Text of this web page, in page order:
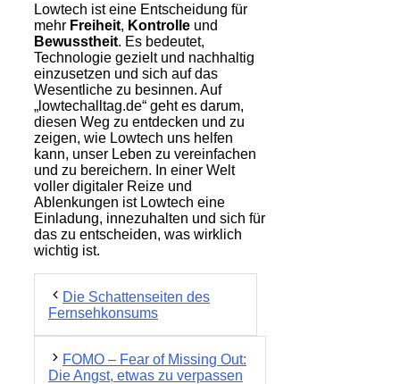
Lowtech ist eine Entscheidung für
mehr Freiheit, Kontrolle und
Bewusstheit. Es bedeutet,
Technologie gezielt und nachhaltig
einzusetzen und sich auf das
Wesentliche zu besinnen. Auf
„lowtechalltag.de“ geht es darum,
diesen Weg zu entdecken und zu
zeigen, wie Lowtech uns helfen
kann, unser Leben zu vereinfachen
und zu bereichern. In einer Welt
voller digitaler Reize und
Ablenkungen ist Lowtech eine
Einladung, innezuhalten und sich für
das zu entscheiden, was wirklich
wichtig ist.
Die Schattenseiten des
Fernsehkonsums
FOMO – Fear of Missing Out:
Die Angst, etwas zu verpassen